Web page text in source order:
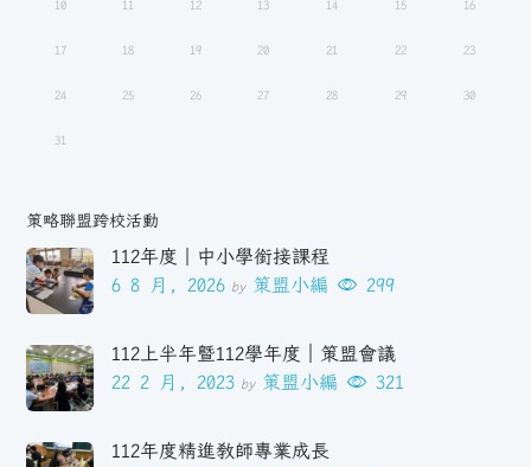
10 11 12 13 14 15 16
17 18 19 20 21 22 23
24 25 26 27 28 29 30
31
策略聯盟跨校活動
112年度｜中小學銜接課程
6 8 月, 2026 by 策盟小編 299
112上半年暨112學年度｜策盟會議
22 2 月, 2023 by 策盟小編 321
112年度精進教師專業成長